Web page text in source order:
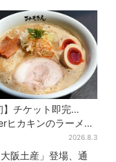
】チケット即完…
ヒカキンのラーメン
きん」が大阪上陸！
した」と話題
2026.8.3
阪土産」登場、通